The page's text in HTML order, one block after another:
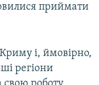
приймати
і, ймовірно,
регіони